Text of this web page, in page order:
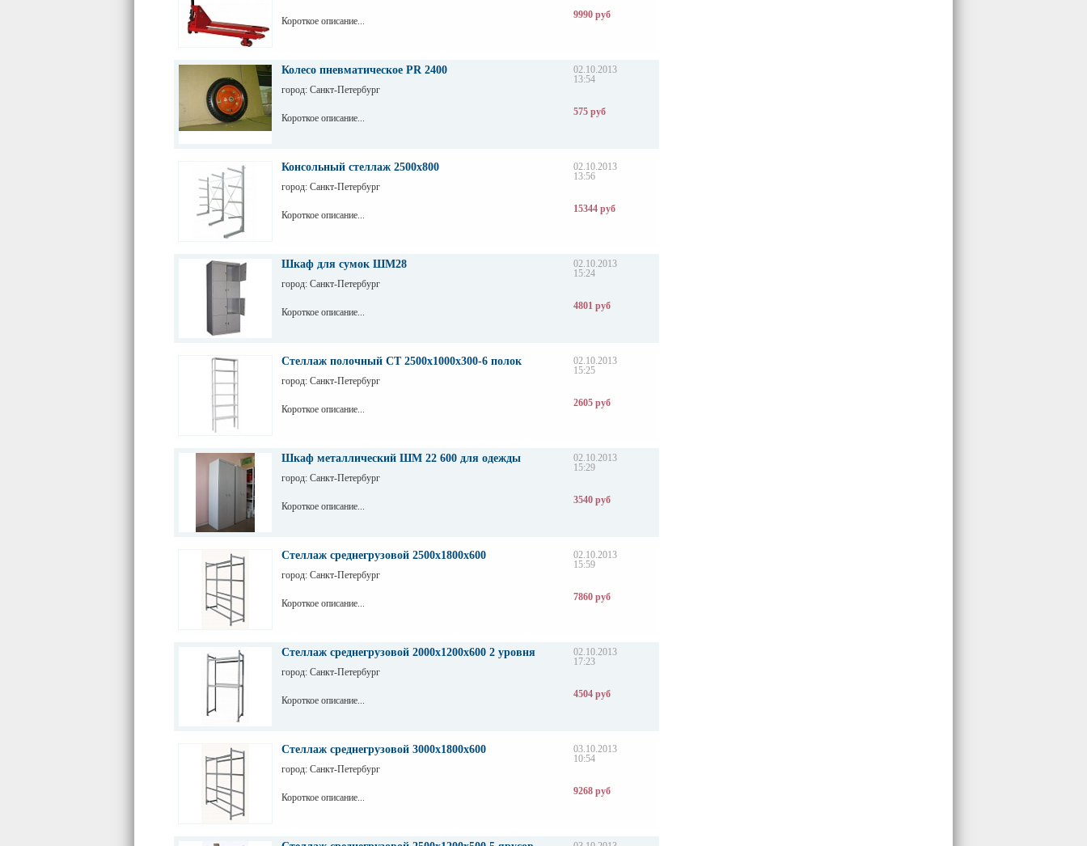
Короткое описание...
9990 руб
Колесо пневматическое PR 2400
город: Санкт-Петербург
Короткое описание...
02.10.2013
13:54
575 руб
Консольный стеллаж 2500х800
город: Санкт-Петербург
Короткое описание...
02.10.2013
13:56
15344 руб
Шкаф для сумок ШМ28
город: Санкт-Петербург
Короткое описание...
02.10.2013
15:24
4801 руб
Стеллаж полочный СТ 2500х1000х300-6 полок
город: Санкт-Петербург
Короткое описание...
02.10.2013
15:25
2605 руб
Шкаф металлический ШМ 22 600 для одежды
город: Санкт-Петербург
Короткое описание...
02.10.2013
15:29
3540 руб
Стеллаж среднегрузовой 2500х1800х600
город: Санкт-Петербург
Короткое описание...
02.10.2013
15:59
7860 руб
Стеллаж среднегрузовой 2000х1200х600 2 уровня
город: Санкт-Петербург
Короткое описание...
02.10.2013
17:23
4504 руб
Стеллаж среднегрузовой 3000х1800х600
город: Санкт-Петербург
Короткое описание...
03.10.2013
10:54
9268 руб